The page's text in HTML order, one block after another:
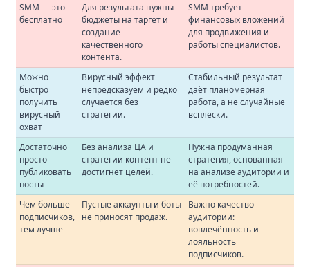
SMM — это
бесплатно
Для результата нужны
бюджеты на таргет и
создание
качественного
контента.
SMM требует
финансовых вложений
для продвижения и
работы специалистов.
Можно
быстро
получить
вирусный
охват
Вирусный эффект
непредсказуем и редко
случается без
стратегии.
Стабильный результат
даёт планомерная
работа, а не случайные
всплески.
Достаточно
просто
публиковать
посты
Без анализа ЦА и
стратегии контент не
достигнет целей.
Нужна продуманная
стратегия, основанная
на анализе аудитории и
её потребностей.
Чем больше
подписчиков,
тем лучше
Пустые аккаунты и боты
не приносят продаж.
Важно качество
аудитории:
вовлечённость и
лояльность
подписчиков.